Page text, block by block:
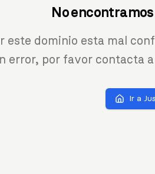
No
este dominio esta mal
error, por favor contacta
Ir a